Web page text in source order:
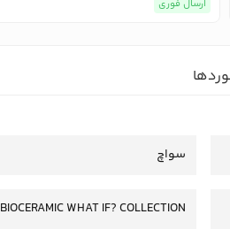
ارسال فوری
سواچ
BIOCERAMIC WHAT IF? COLLECTION